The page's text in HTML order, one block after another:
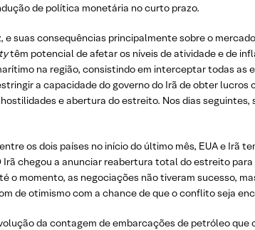
de política monetária no curto prazo.
e suas consequências principalmente sobre o
têm potencial de afetar os níveis de atividade e de
na região, consistindo em interceptar todas
a capacidade do governo do Irã de obter
e abertura do estreito. Nos dias
os dois países no início do último mês, EUA e
chegou a anunciar reabertura total do estreito
o momento, as negociações não tiveram sucesso,
de otimismo com a chance de que o conflito seja
da contagem de embarcações de petróleo